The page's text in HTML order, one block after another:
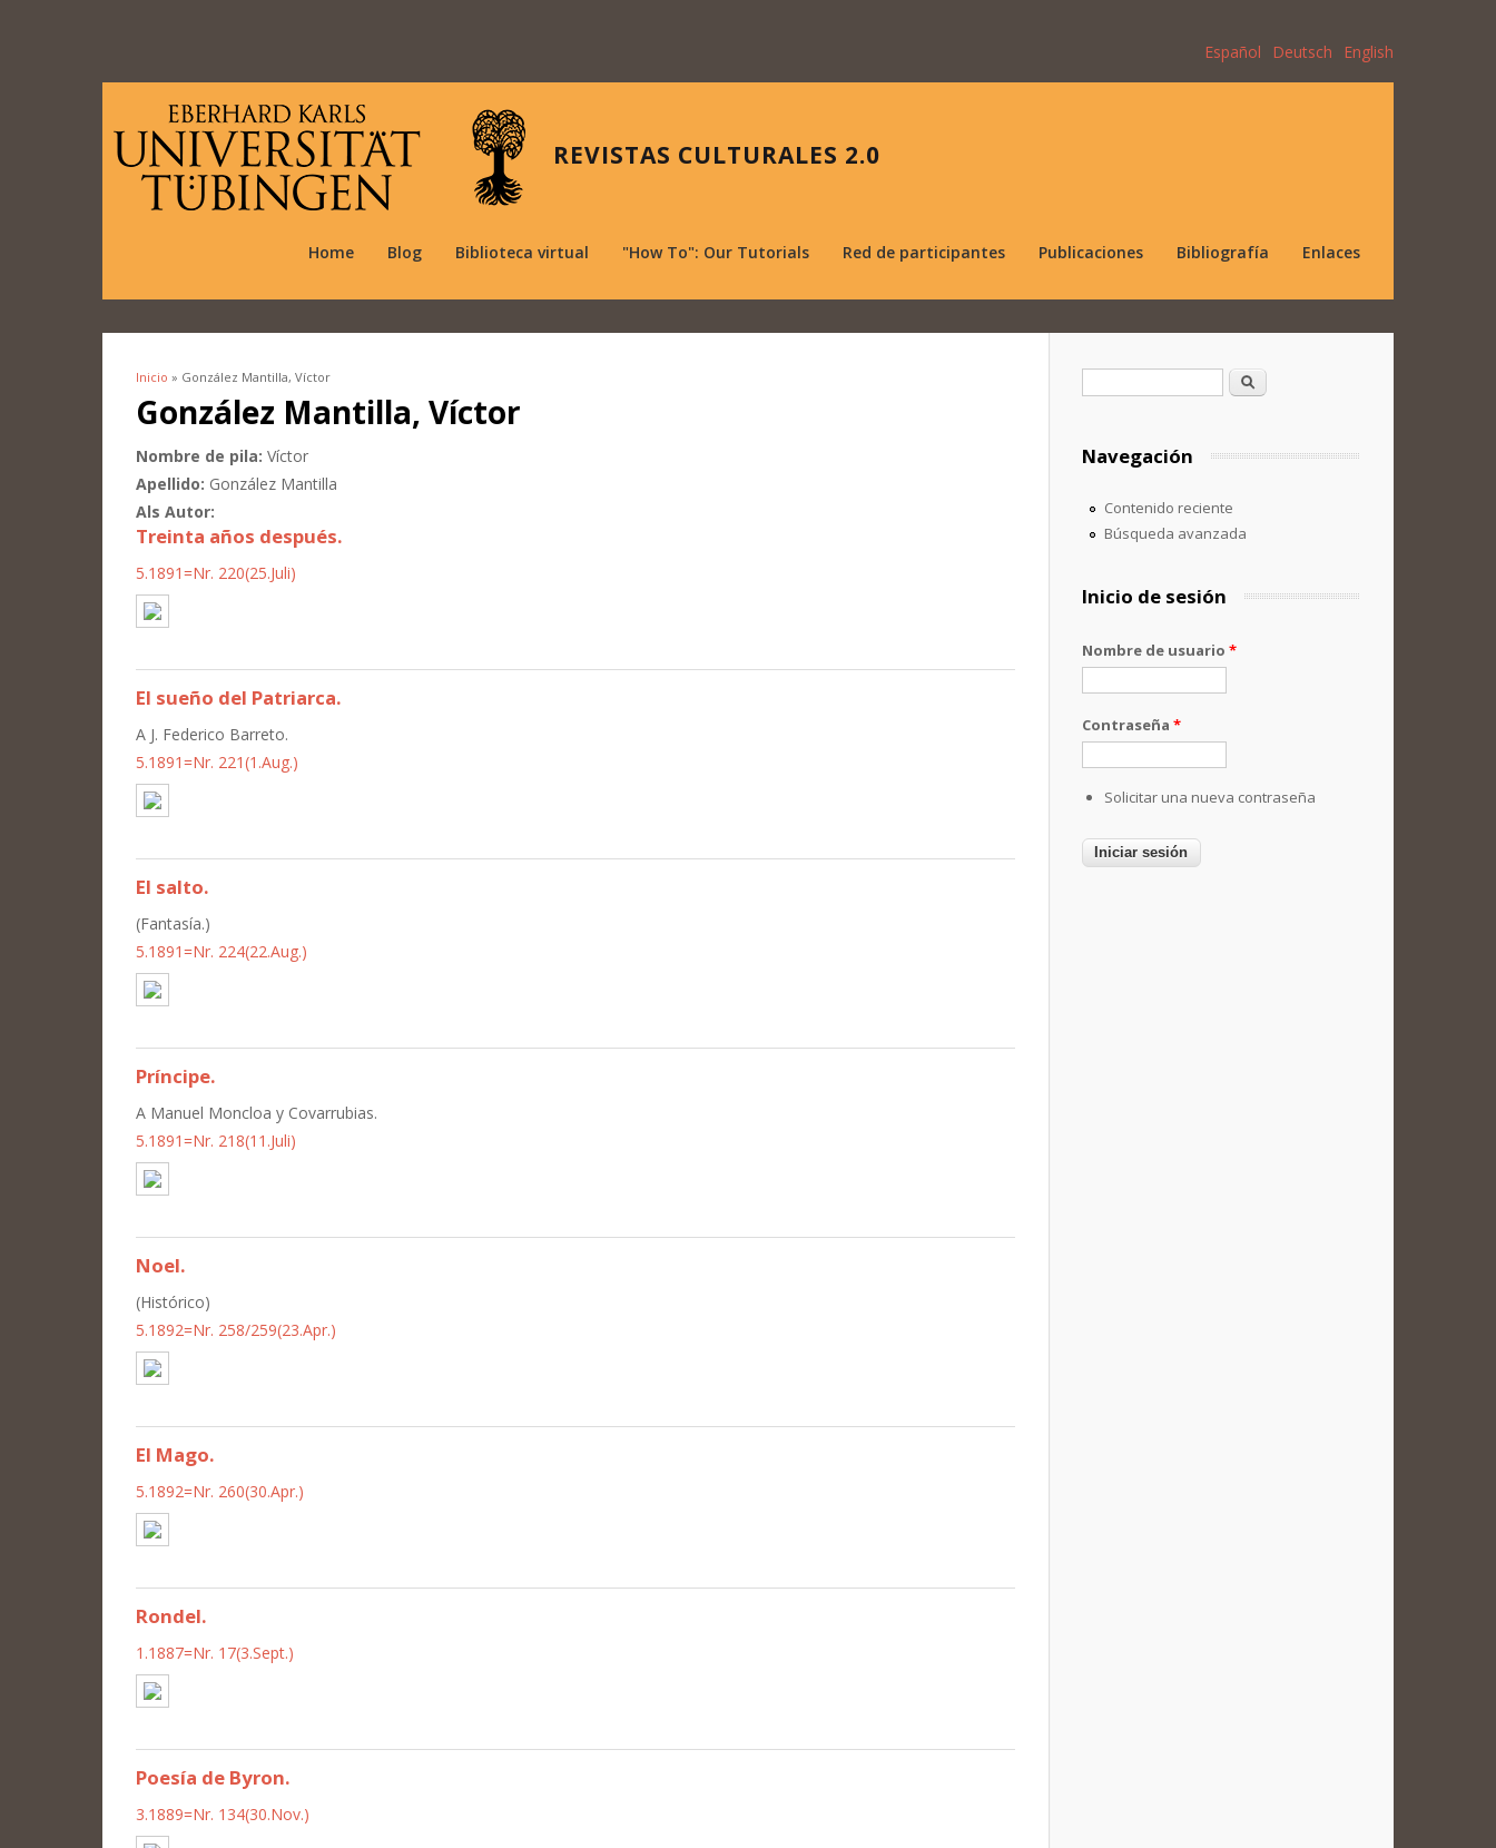
Español Deutsch English
REVISTAS CULTURALES 2.0
Home Blog Biblioteca virtual "How To": Our Tutorials Red de participantes Publicaciones Bibliografía Enlaces
Se encuentra usted aquí
Inicio » González Mantilla, Víctor
González Mantilla, Víctor
Nombre de pila: Víctor
Apellido: González Mantilla
Als Autor:
Treinta años después.
5.1891=Nr. 220(25.Juli)
El sueño del Patriarca.
A J. Federico Barreto.
5.1891=Nr. 221(1.Aug.)
El salto.
(Fantasía.)
5.1891=Nr. 224(22.Aug.)
Príncipe.
A Manuel Moncloa y Covarrubias.
5.1891=Nr. 218(11.Juli)
Noel.
(Histórico)
5.1892=Nr. 258/259(23.Apr.)
El Mago.
5.1892=Nr. 260(30.Apr.)
Rondel.
1.1887=Nr. 17(3.Sept.)
Poesía de Byron.
3.1889=Nr. 134(30.Nov.)
Formulario de búsqueda
Buscar
Navegación
Contenido reciente
Búsqueda avanzada
Inicio de sesión
Nombre de usuario *
Contraseña *
Solicitar una nueva contraseña